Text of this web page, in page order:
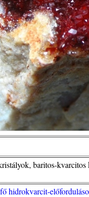
baritos-
hidrokvarcit-